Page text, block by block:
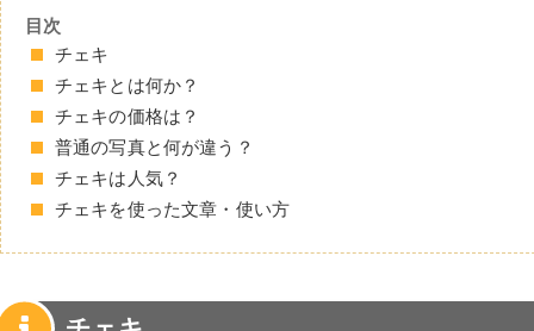
目次
チェキ
チェキとは何か？
チェキの価格は？
普通の写真と何が違う？
チェキは人気？
チェキを使った文章・使い方